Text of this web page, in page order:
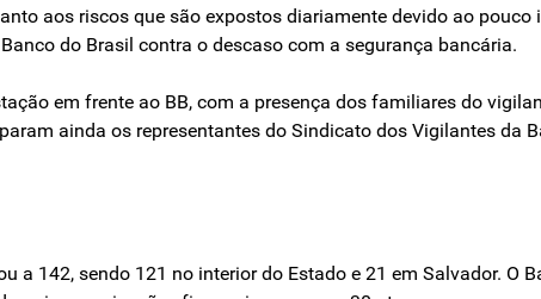
aos riscos que são expostos diariamente devido ao
do Brasil contra o descaso com a segurança bancária.
em frente ao BB, com a presença dos familiares do
ainda os representantes do Sindicato dos Vigilantes da
a 142, sendo 121 no interior do Estado e 21 em Salvador. O